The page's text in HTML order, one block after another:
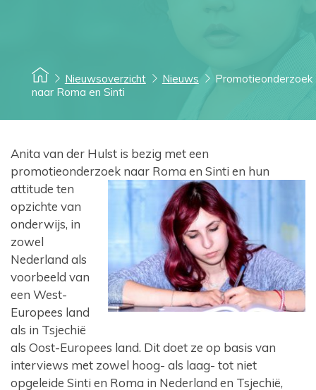
Nieuwsoverzicht Nieuws
Promotieonderzoek
naar Roma en Sinti
Anita van der Hulst is bezig met een
promotieonderzoek naar Roma en Sinti en hun
attitude ten
opzichte van
onderwijs, in
zowel
Nederland als
voorbeeld van
een West-
Europees land
als in Tsjechië
als Oost-Europees land. Dit doet ze op basis van
interviews met zowel hoog- als laag- tot niet
opgeleide Sinti en Roma in Nederland en Tsjechië,